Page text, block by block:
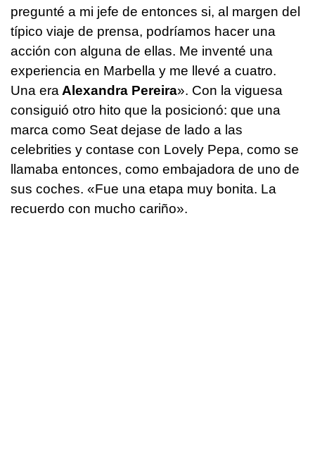
pregunté a mi jefe de entonces si, al margen del
típico viaje de prensa, podríamos hacer una
acción con alguna de ellas. Me inventé una
experiencia en Marbella y me llevé a cuatro.
Una era Alexandra Pereira». Con la viguesa
consiguió otro hito que la posicionó: que una
marca como Seat dejase de lado a las
celebrities y contase con Lovely Pepa, como se
llamaba entonces, como embajadora de uno de
sus coches. «Fue una etapa muy bonita. La
recuerdo con mucho cariño».